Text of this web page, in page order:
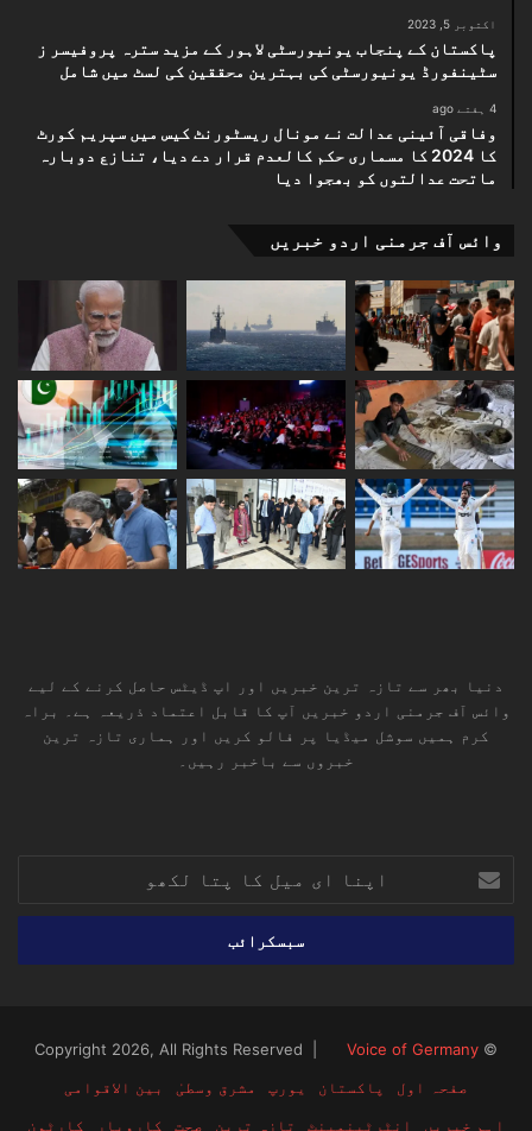
اکتوبر 5, 2023
پاکستان کے پنجاب یونیورسٹی لاہور کے مزید سترہ پروفیسر ز
سٹینفورڈ یونیورسٹی کی بہترین محققین کی لسٹ میں شامل
4 ہفتے ago
وفاقی آئینی عدالت نے مونال ریسٹورنٹ کیس میں سپریم کورٹ
کا 2024 کا مسماری حکم کالعدم قرار دے دیا، تنازع دوبارہ
ماتحت عدالتوں کو بھجوا دیا
وائس آف جرمنی اردو خبریں
دنیا بھر سے تازہ ترین خبریں اور اپ ڈیٹس حاصل کرنے کے لیے
وائس آف جرمنی اردو خبریں آپ کا قابل اعتماد ذریعہ ہے۔ براہ
کرم ہمیں سوشل میڈیا پر فالو کریں اور ہماری تازہ ترین
خبروں سے باخبر رہیں۔
ای
میل
پتا
© Copyright 2026, All Rights Reserved |
Voice of Germany
صفحہ اول
پاکستان یورپ مشرق وسطیٰ
بین الاقوامی
اہم خبریں
انٹرٹینمینٹ تازہ ترین صحت کاروبار کارٹون